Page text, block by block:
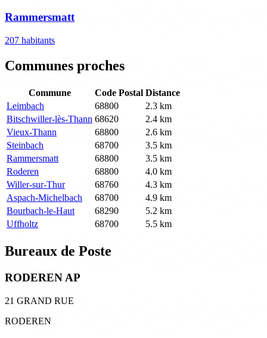
Rammersmatt
207 habitants
Communes proches
Commune Code Postal Distance
Leimbach
68800
2.3 km
Bitschwiller-lès-Thann 68620
2.4 km
Vieux-Thann
68800
2.6 km
Steinbach
68700
3.5 km
Rammersmatt
68800
3.5 km
Roderen
68800
4.0 km
Willer-sur-Thur
68760
4.3 km
Aspach-Michelbach
68700
4.9 km
Bourbach-le-Haut
68290
5.2 km
Uffholtz
68700 5.5 km
Bureaux de Poste
RODEREN AP
21 GRAND RUE
RODEREN